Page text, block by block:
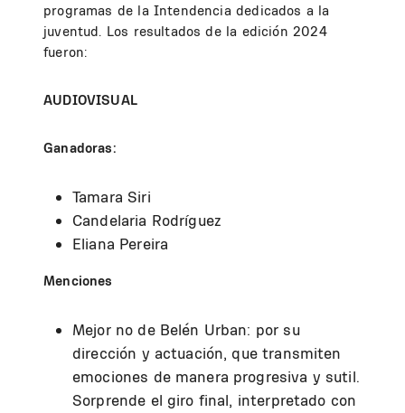
programas de la Intendencia dedicados a la
juventud. Los resultados de la edición 2024
fueron:
AUDIOVISUAL
Ganadoras:
Tamara Siri
Candelaria Rodríguez
Eliana Pereira
Menciones
Mejor no de Belén Urban: por su
dirección y actuación, que transmiten
emociones de manera progresiva y sutil.
Sorprende el giro final, interpretado con